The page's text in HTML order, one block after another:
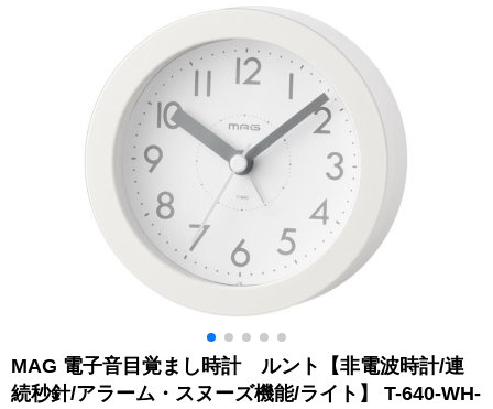
MAG 電子音目覚まし時計 ルント【非電波時計/連
続秒針/アラーム・スヌーズ機能/ライト】 T-640-WH-